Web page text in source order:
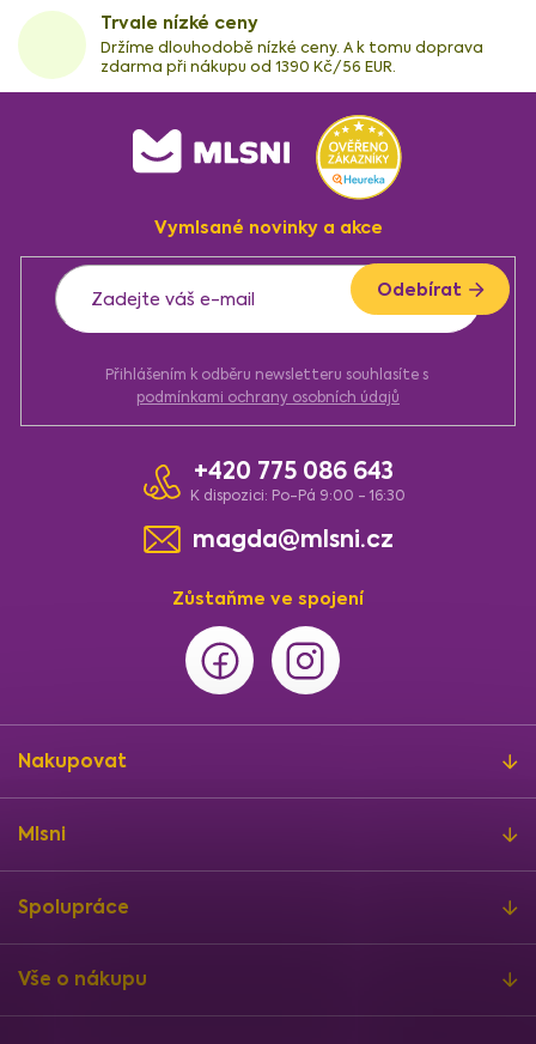
Trvale nízké ceny
Držíme dlouhodobě nízké ceny. A k tomu doprava
zdarma při nákupu od 1390 Kč/56 EUR.
Vymlsané novinky a akce
Přihlášením k odběru newsletteru souhlasíte s
podmínkami ochrany osobních údajů
Odebírat
Zůstaňme ve spojení
+420 775 086 643
K dispozici: Po-Pá 9:00 - 16:30
magda@mlsni.cz
Nakupovat
Mlsni
Spolupráce
Vše o nákupu